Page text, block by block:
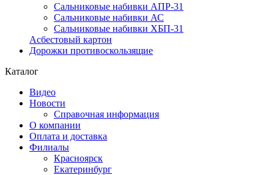
Сальниковые набивки АПР-31
Сальниковые набивки АС
Сальниковые набивки ХБП-31
Асбестовый картон
Дорожки противоскользящие
Каталог
Видео
Новости
Справочная информация
О компании
Оплата и доставка
Филиалы
Красноярск
Екатеринбург